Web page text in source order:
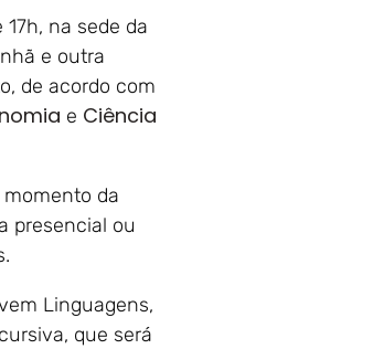
na sede da
e outra
de acordo com
e Ciência
da
presencial ou
Linguagens,
que será